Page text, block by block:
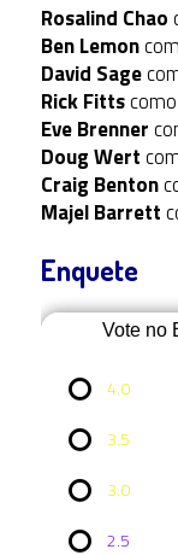
Rosalind Chao
Ben Lemon
David Sage
Rick Fitts
Eve Brenner
Doug Wert
Craig Benton
Majel Barrett
Enquete
Vote no
4.0
3.5
3.0
2.5